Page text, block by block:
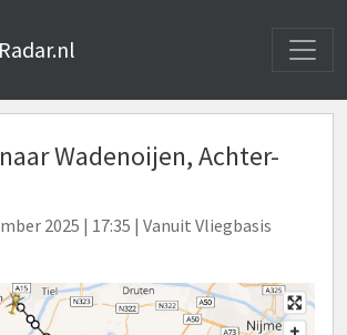
Wadenoijen, Achter-
2025 | 17:35 | Vanuit Vliegbasis